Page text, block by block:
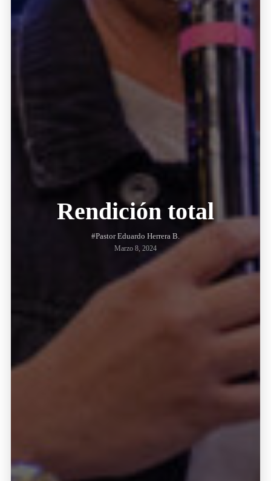
Rendición total
#Pastor Eduardo Herrera B.
Marzo 8, 2024